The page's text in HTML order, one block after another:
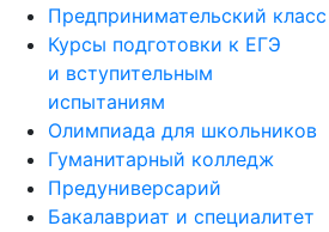
Предпринимательский класс
Курсы подготовки к ЕГЭ
и вступительным
испытаниям
Олимпиада для школьников
Гуманитарный колледж
Предуниверсарий
Бакалавриат и специалитет